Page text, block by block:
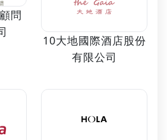
問
10大地國際酒店股份
有限公司